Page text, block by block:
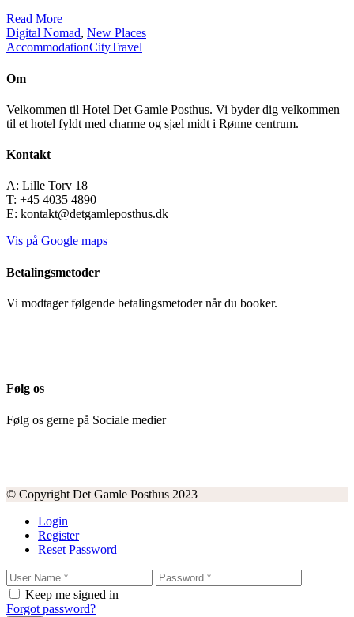
Read More
Digital Nomad, New Places
AccommodationCityTravel
Om
Velkommen til Hotel Det Gamle Posthus. Vi byder dig velkommen
til et hotel fyldt med charme og sjæl midt i Rønne centrum.
Kontakt
A: Lille Torv 18
T: +45 4035 4890
E: kontakt@detgamleposthus.dk
Vis på Google maps
Betalingsmetoder
Vi modtager følgende betalingsmetoder når du booker.
Følg os
Følg os gerne på Sociale medier
© Copyright Det Gamle Posthus 2023
Login
Register
Reset Password
Keep me signed in
Forgot password?